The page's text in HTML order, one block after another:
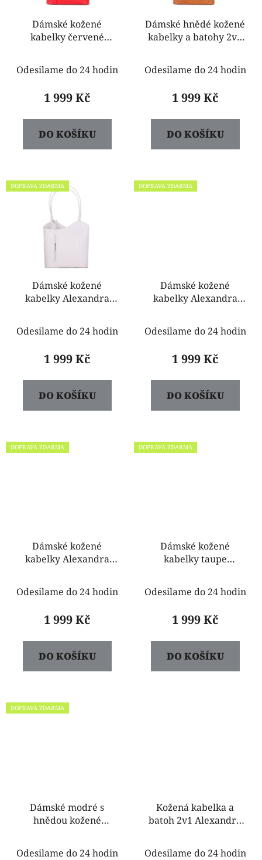
Dámské kožené
kabelky červené
Odesilame do 24 hodin
1 999 Kč
DO KOŠÍKU
Dámské hnědé kožené
kabelky a batohy 2v1
Odesilame do 24 hodin
1 999 Kč
DO KOŠÍKU
DOPRAVA ZDARMA
Dámské kožené
kabelky Alexandra
Odesilame do 24 hodin
1 999 Kč
DO KOŠÍKU
DOPRAVA ZDARMA
Dámské kožené
kabelky Alexandra
Odesilame do 24 hodin
1 999 Kč
DO KOŠÍKU
DOPRAVA ZDARMA
Dámské kožené
kabelky Alexandra
Odesilame do 24 hodin
1 999 Kč
DO KOŠÍKU
DOPRAVA ZDARMA
Dámské kožené
kabelky taupe
Odesilame do 24 hodin
1 999 Kč
DO KOŠÍKU
DOPRAVA ZDARMA
Dámské modré s
hnědou kožené
Alexandra
Odesilame do 24 hodin
Kožená kabelka a
batoh 2v1 Alexandra
tmavý odstín
Odesilame do 24 hodin